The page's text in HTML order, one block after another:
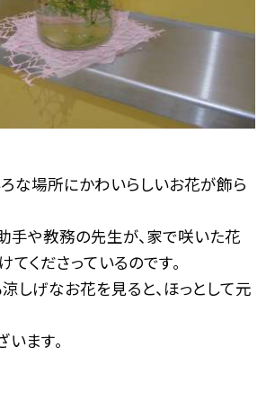
な場所にかわいらしいお花が飾ら
手や教務の先生が、家で咲いた花
てくださっているのです。
しげなお花を見ると、ほっとして元
ます。